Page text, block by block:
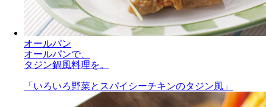
オールパン
オールパンで、
タジン鍋風料理を。
「いろいろ野菜とスパイシーチキンのタジン風」